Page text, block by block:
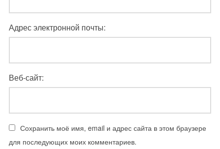
Адрес электронной почты:
Веб-сайт:
Сохранить моё имя, email и адрес сайта в этом браузере
для последующих моих комментариев.